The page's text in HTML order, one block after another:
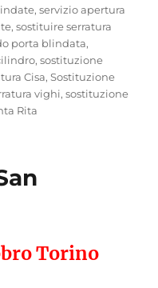
,servizio apertura
,sostituire serratura
porta blindata,
,sostituzione
Cisa,Sostituzione
vighi,sostituzione
Rita
Torino